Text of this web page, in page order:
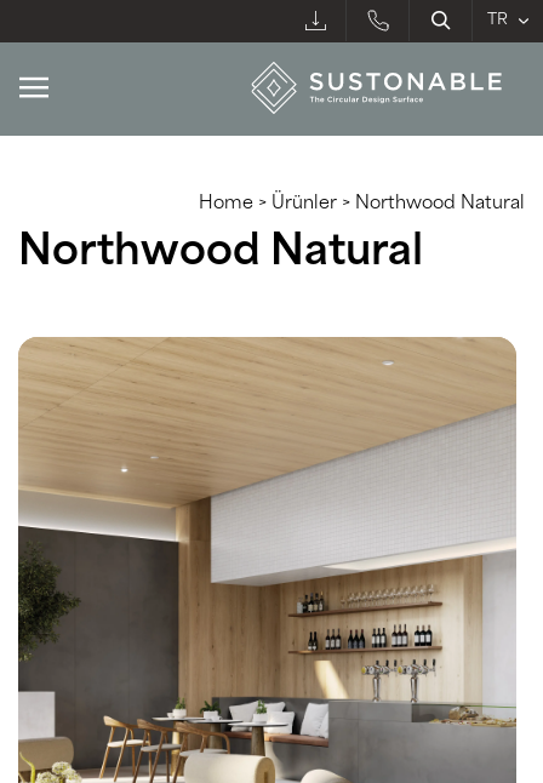
Home > Ürünler > Northwood Natural
Northwood Natural